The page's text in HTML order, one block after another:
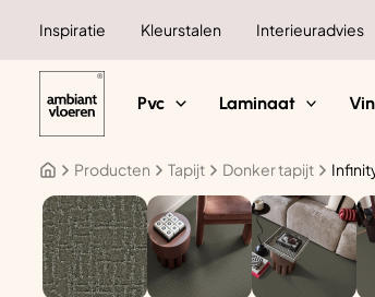
Inspiratie Kleurstalen Interieuradvies
Pvc Laminaat
Producten Tapijt Donker tapijt
TAPIJT